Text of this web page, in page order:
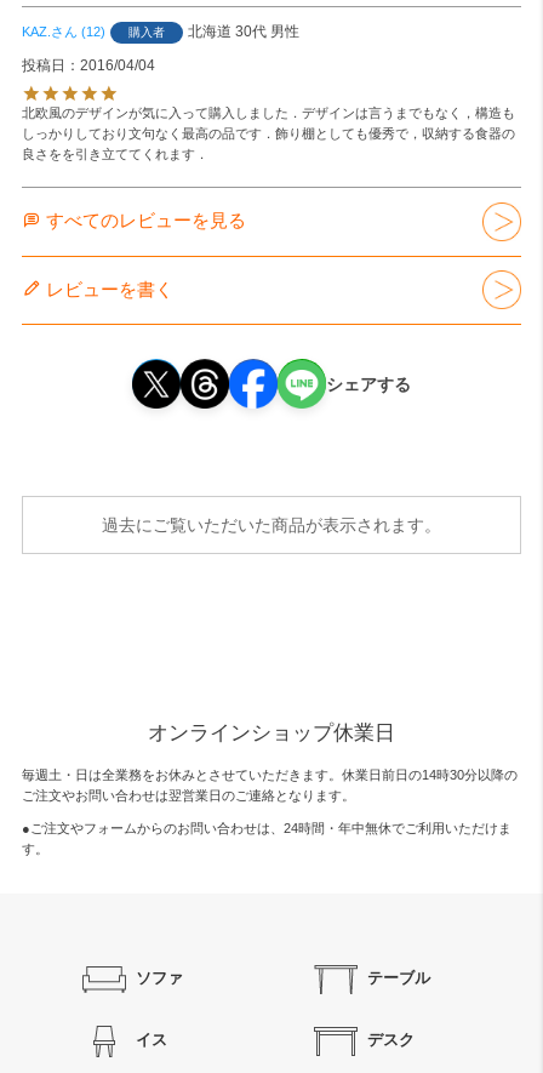
KAZ. 12 購入者 北海道 30代 男性
投稿日
2016/04/04
北欧風のデザインが気に入って購入しました．デザインは言うまでもなく，構造も
しっかりしており文句なく最高の品です．飾り棚としても優秀で，収納する食器の
良さをを引き立ててくれます．
すべてのレビューを見る
レビューを書く
シェアする
過去にご覧いただいた商品が表示されます。
オンラインショップ休業日
毎週土・日は全業務をお休みとさせていただきます。休業日前日の14時30分以降の
ご注文やお問い合わせは翌営業日のご連絡となります。
●ご注文やフォームからのお問い合わせは、 24時間・年中無休でご利用いただけま
す。
ソファ テーブル
イス デスク